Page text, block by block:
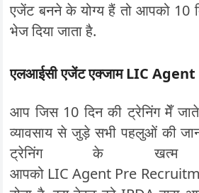
एजेंट बनने के योग्य हैं तो आपको 10
भेज दिया जाता है.
एलआईसी एजेंट एक्जाम LIC
आप जिस 10 दिन की ट्रेनिंग मेँ
व्यावसाय से जुड़े सभी पहलुओं की
ट्रेनिंग के
आपको LIC Agent Pre